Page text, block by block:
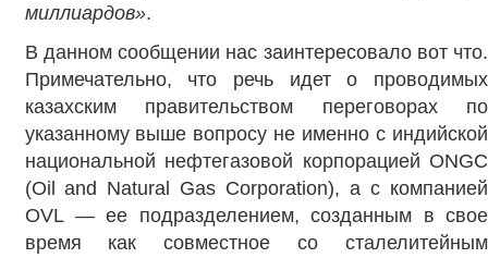
миллиардов».
В данном сообщении нас заинтересовало вот что.
Примечательно, что речь идет о проводимых
казахским правительством переговорах по
указанному выше вопросу не именно с индийской
национальной нефтегазовой корпорацией ONGC
(Oil and Natural Gas Corporation), а с компанией
OVL—ее подразделением, созданным в свое
время как совместное со сталелитейным